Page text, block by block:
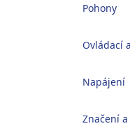
Pohony
Ovládací
Napájení
Značení